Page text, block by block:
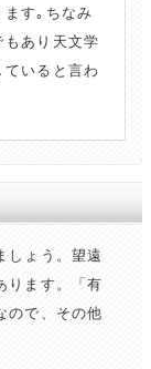
す｡ちなみ
あり天文学
いると言わ
しょう。望遠
ります。「有
ので、その他